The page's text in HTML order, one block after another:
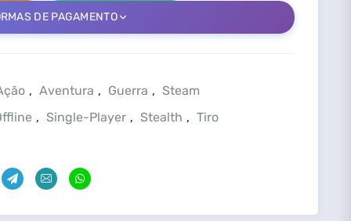
DE PAGAMENTO
, Aventura , Guerra , Steam
, Single-Player , Stealth , Tiro